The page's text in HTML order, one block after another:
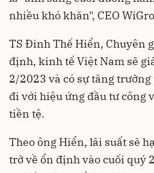
nhiều khó khăn", CEO
TS Đinh Thế Hiển, Chuyên
định, kinh tế Việt Nam sẽ
2/2023 và có sự tăng
đi với hiệu ứng đầu tư công
tiền tệ.
Theo ông Hiển, lãi suất sẽ
trở về ổn định vào cuối quý